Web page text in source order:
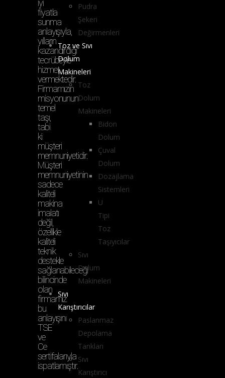
iyi
fiyatla
sunma
anlayışıyla,
yılların
kazandırdığı
tecrübeyle
hizmet
vermektedir.
Firmamızın
misyonunun
temel
taşı,
tabi
ki
müşteri
memnuniyetidir.
Müşteri
memnuniyetinin
sadece
kaliteli
makina
imalatı
değil,
özellikle
kaliteli
teknik
destekle
sağlanabileceği
bilincinde
olan
firmamız
bu
anlayışını
TSE
ve
Ce
sertifalarıyla
ispatlamıştır.
Pudra
Şekeri
Değirmenleri
Toz ve Sıvı
Dolum
Makineleri
Toz
Dolum
Makineleri
Bidon
Dolum
Çuval
Dolum
Dozajlama
Sistemleri
U
Tipi
Toz
Taşıyıcılar
Sıvı
Dolum
Makineleri
Sıvı
Karıştırıcılar
Paslanmaz
Depolama
Tankları
Sıvı
Karıştırıcı